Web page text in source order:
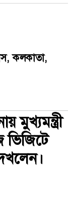
কলকাতা,
মুখ্যমন্ত্রী
ভিজিটে